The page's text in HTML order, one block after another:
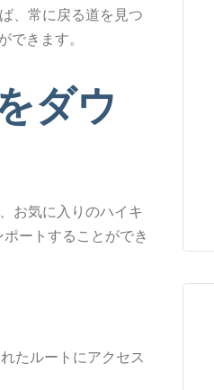
、常に戻る道を見つ
できます。
ダウ
お気に入りのハイキ
ートすることができ
たルートにアクセス